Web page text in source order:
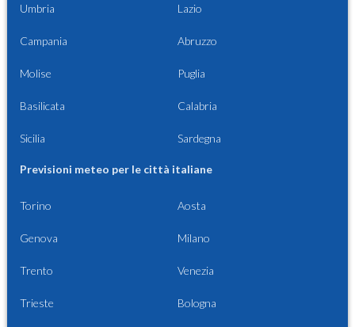
Umbria Lazio
Campania Abruzzo
Molise Puglia
Basilicata Calabria
Sicilia Sardegna
Previsioni meteo per le città italiane
Torino Aosta
Genova Milano
Trento Venezia
Trieste Bologna